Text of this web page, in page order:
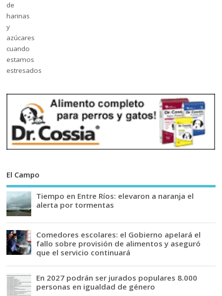
El Campo
Tiempo en Entre Ríos: elevaron a naranja el
alerta por tormentas
Comedores escolares: el Gobierno apelará el
fallo sobre provisión de alimentos y aseguró
que el servicio continuará
En 2027 podrán ser jurados populares 8.000
personas en igualdad de género